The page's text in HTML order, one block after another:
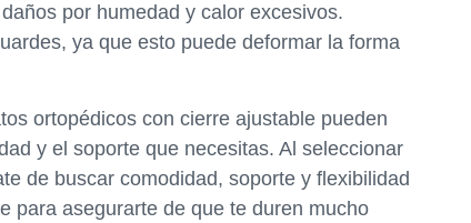
por humedad y calor excesivos.
ya que esto puede deformar la forma
ortopédicos con cierre ajustable pueden
y el soporte que necesitas. Al seleccionar
de buscar comodidad, soporte y flexibilidad
para asegurarte de que te duren mucho